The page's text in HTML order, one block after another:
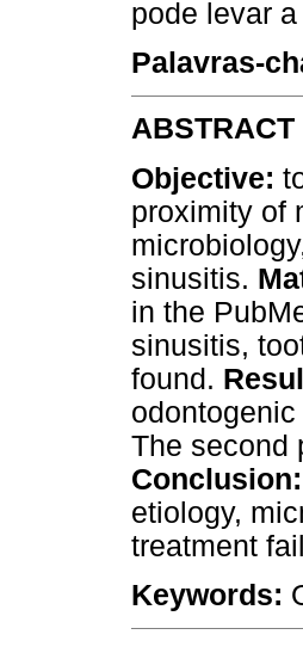
pode levar
Palavras-
ABSTRACT
Objective:
proximity of
sinusitis.
in the
sinusitis,
found.
The second
Conclusion:
etiology,
treatment
Keywords: